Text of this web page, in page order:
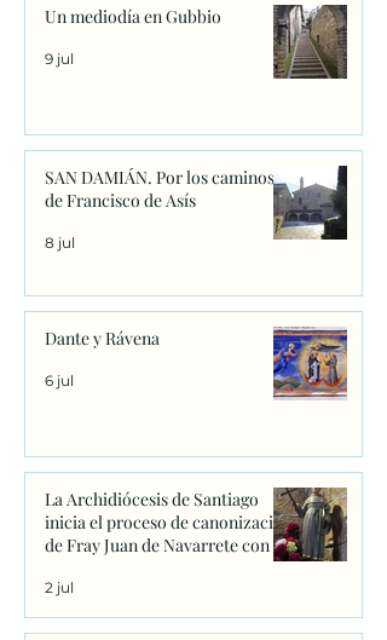
Un mediodía en Gubbio
9 jul
SAN DAMIÁN. Por los caminos
de Francisco de Asís
8 jul
Dante y Rávena
6 jul
La Archidiócesis de Santiago
inicia el proceso de canonización
de Fray Juan de Navarrete con la
firma de los primeros decretos
en Sanxenxo
2 jul